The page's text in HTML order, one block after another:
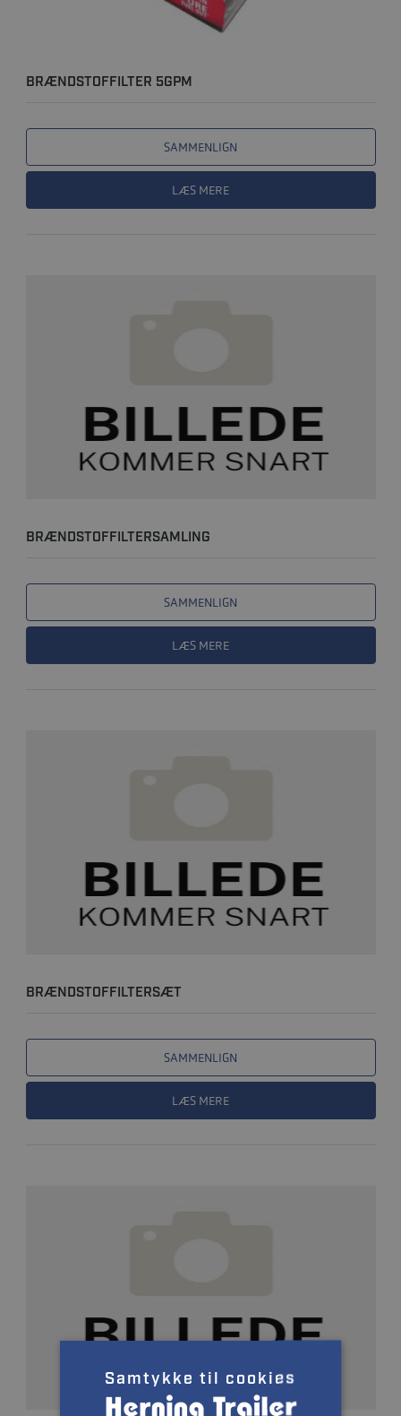
BRÆNDSTOFFILTER 5GPM
SAMMENLIGN
LÆS MERE
BRÆNDSTOFFILTERSAMLING
SAMMENLIGN
LÆS MERE
BRÆNDSTOFFILTERSÆT
SAMMENLIGN
LÆS MERE
Samtykke til cookies